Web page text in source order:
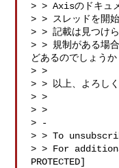
> > Axisのドキュ
> > スレッドを開
> > 記載は見つけら
> > 規制がある場
どあるのでしょうか
> >
> > 以上、よろしく
> >
> >
> -
> > To
> > For
PROTECTED]